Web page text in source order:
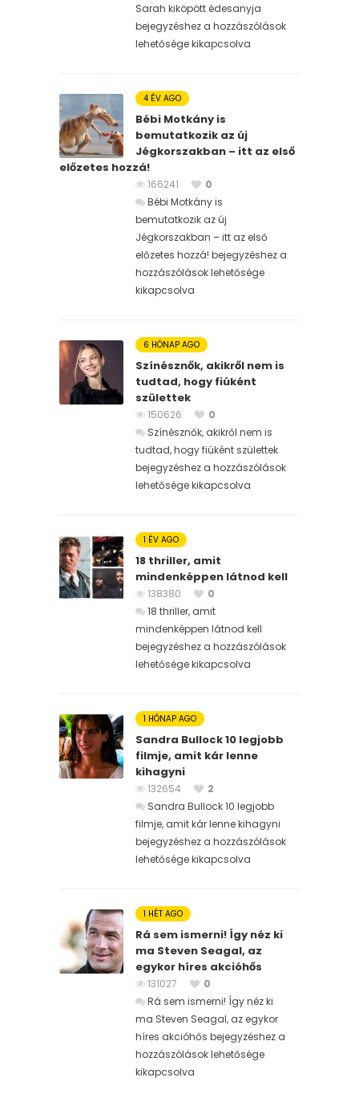
Sarah kiköpött édesanyja
bejegyzéshez a hozzászólások
lehetősége kikapcsolva
4 ÉV AGO
Bébi Motkány is
bemutatkozik az új
Jégkorszakban – itt az első
előzetes hozzá!
166241
0
Bébi Motkány is
bemutatkozik az új
Jégkorszakban – itt az első
előzetes hozzá! bejegyzéshez a
hozzászólások lehetősége
kikapcsolva
6 HÓNAP AGO
Színésznők, akikről nem is
tudtad, hogy fiúként
születtek
150626
0
Színésznők, akikről nem is
tudtad, hogy fiúként születtek
bejegyzéshez a hozzászólások
lehetősége kikapcsolva
1 ÉV AGO
18 thriller, amit
mindenképpen látnod kell
138380
0
18 thriller, amit
mindenképpen látnod kell
bejegyzéshez a hozzászólások
lehetősége kikapcsolva
1 HÓNAP AGO
Sandra Bullock 10 legjobb
filmje, amit kár lenne
kihagyni
132654
2
Sandra Bullock 10 legjobb
filmje, amit kár lenne kihagyni
bejegyzéshez a hozzászólások
lehetősége kikapcsolva
1 HÉT AGO
Rá sem ismerni! Így néz ki
ma Steven Seagal, az
egykor híres akcióhős
131027
0
Rá sem ismerni! Így néz ki
ma Steven Seagal, az egykor
híres akcióhős bejegyzéshez a
hozzászólások lehetősége
kikapcsolva